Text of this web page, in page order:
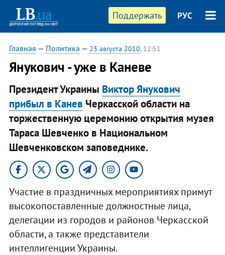
Поддержать РУС
Главная — Политика — 23 августа 2010, 12:51
Янукович - уже в Каневе
Президент Украины Виктор Янукович
прибыл в Канев Черкасской области на
торжественную церемонию открытия музея
Тараса Шевченко в Национальном
Шевченковском заповеднике.
Участие в праздничных мероприятиях примут
высокопоставленные должностные лица,
делегации из городов и районов Черкасской
области, а также представители
интеллигенции Украины.